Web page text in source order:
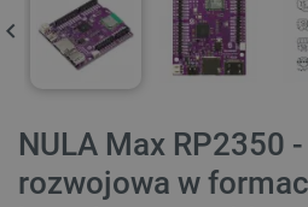
NULA Max RP2350
rozwojowa w